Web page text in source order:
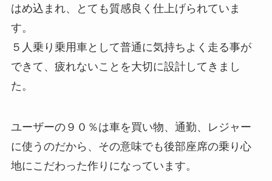
はめ込まれ、とても質感良く仕上げられていま
す。
５人乗り乗用車として普通に気持ちよく走る事が
できて、疲れないことを大切に設計してきまし
た。
ユーザーの９０％は車を買い物、通勤、レジャー
に使うのだから、その意味でも後部座席の乗り心
地にこだわった作りになっています。